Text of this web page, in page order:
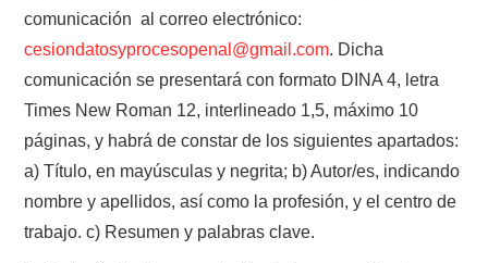
comunicación al correo electrónico:
cesiondatosyprocesopenal@gmail.com. Dicha
comunicación se presentará con formato DINA 4, letra
Times New Roman 12, interlineado 1,5, máximo 10
páginas, y habrá de constar de los siguientes apartados:
a) Título, en mayúsculas y negrita; b) Autor/es, indicando
nombre y apellidos, así como la profesión, y el centro de
trabajo. c) Resumen y palabras clave.